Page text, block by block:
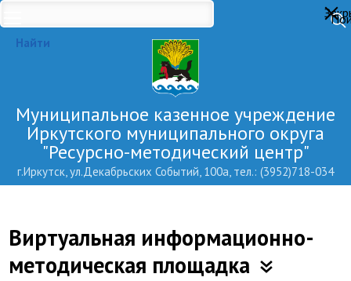
Найти
Муниципальное казенное учреждение
Иркутского муниципального округа
"Ресурсно-методический центр"
г.Иркутск, ул.Декабрьских Событий, 100а, тел.: (3952)718-034
Виртуальная информационно-
методическая площадка